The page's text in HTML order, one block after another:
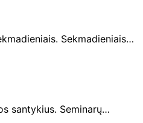
Sekmadieniais…
santykius. Seminarų…